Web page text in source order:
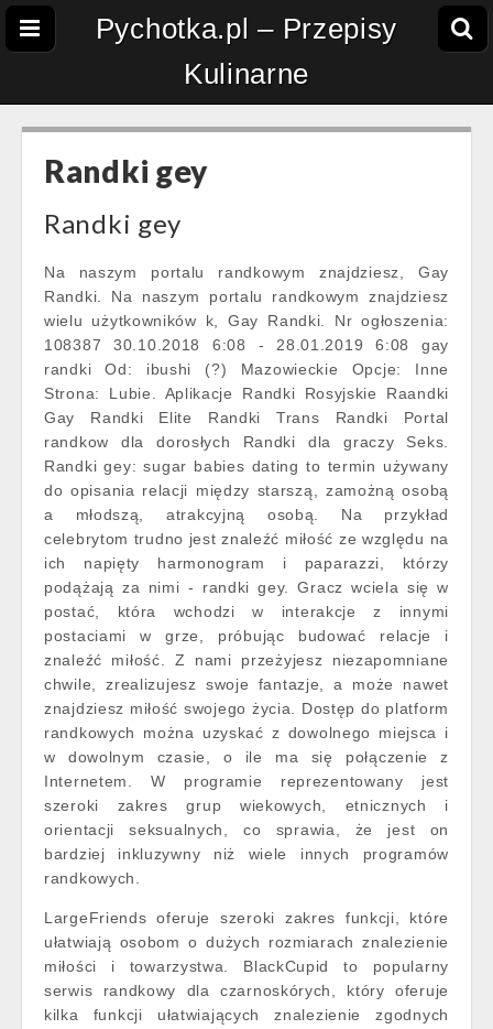
Pychotka.pl – Przepisy
Kulinarne
Randki gey
Randki gey
Na naszym portalu randkowym znajdziesz, Gay
Randki. Na naszym portalu randkowym znajdziesz
wielu użytkowników k, Gay Randki. Nr ogłoszenia:
108387 30.10.2018 6:08 - 28.01.2019 6:08 gay
randki Od: ibushi (?) Mazowieckie Opcje: Inne
Strona: Lubie. Aplikacje Randki Rosyjskie Raandki
Gay Randki Elite Randki Trans Randki Portal
randkow dla dorosłych Randki dla graczy Seks.
Randki gey: sugar babies dating to termin używany
do opisania relacji między starszą, zamożną osobą
a młodszą, atrakcyjną osobą. Na przykład
celebrytom trudno jest znaleźć miłość ze względu na
ich napięty harmonogram i paparazzi, którzy
podążają za nimi - randki gey. Gracz wciela się w
postać, która wchodzi w interakcje z innymi
postaciami w grze, próbując budować relacje i
znaleźć miłość. Z nami przeżyjesz niezapomniane
chwile, zrealizujesz swoje fantazje, a może nawet
znajdziesz miłość swojego życia. Dostęp do platform
randkowych można uzyskać z dowolnego miejsca i
w dowolnym czasie, o ile ma się połączenie z
Internetem. W programie reprezentowany jest
szeroki zakres grup wiekowych, etnicznych i
orientacji seksualnych, co sprawia, że jest on
bardziej inkluzywny niż wiele innych programów
randkowych.
LargeFriends oferuje szeroki zakres funkcji, które
ułatwiają osobom o dużych rozmiarach znalezienie
miłości i towarzystwa. BlackCupid to popularny
serwis randkowy dla czarnoskórych, który oferuje
kilka funkcji ułatwiających znalezienie zgodnych